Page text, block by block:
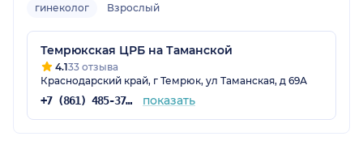
гинеколог Взрослый
Темрюкская ЦРБ на Таманской
4.133 отзыва
Краснодарский край, г Темрюк, ул Таманская, д 69А
+7 (861) 485-37-14 показать